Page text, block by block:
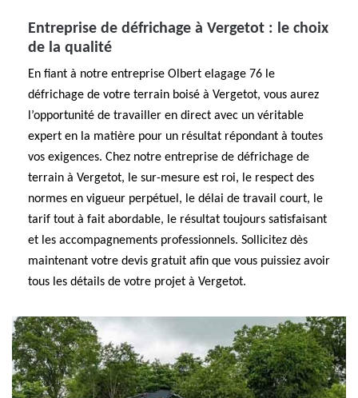
Entreprise de défrichage à Vergetot : le choix
de la qualité
En fiant à notre entreprise Olbert elagage 76 le
défrichage de votre terrain boisé à Vergetot, vous aurez
l’opportunité de travailler en direct avec un véritable
expert en la matière pour un résultat répondant à toutes
vos exigences. Chez notre entreprise de défrichage de
terrain à Vergetot, le sur-mesure est roi, le respect des
normes en vigueur perpétuel, le délai de travail court, le
tarif tout à fait abordable, le résultat toujours satisfaisant
et les accompagnements professionnels. Sollicitez dès
maintenant votre devis gratuit afin que vous puissiez avoir
tous les détails de votre projet à Vergetot.